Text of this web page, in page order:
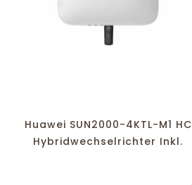
Huawei SUN2000-4KTL-M1 HC
Hybridwechselrichter Inkl.